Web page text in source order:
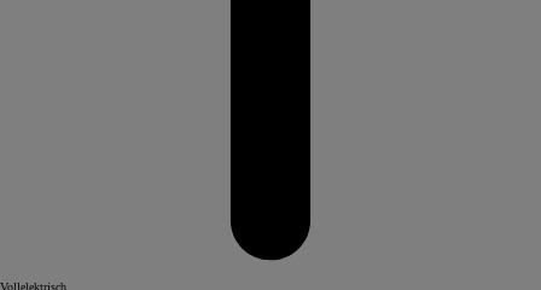
Vollelektrisch